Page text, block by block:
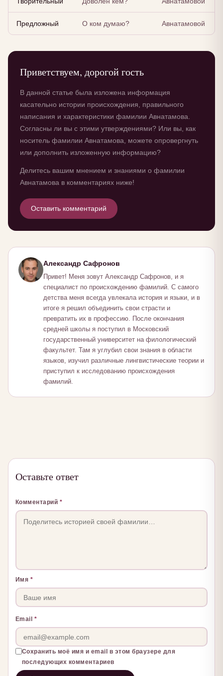
Предложный О ком думаю? Авнатамовой
Приветствуем, дорогой гость
В данной статье была изложена информация
касательно истории происхождения, правильного
написания и характеристики фамилии Авнатамова.
Согласны ли вы с этими утверждениями? Или вы, как
носитель фамилии Авнатамова, можете опровергнуть
или дополнить изложенную информацию?
Делитесь вашим мнением и знаниями о фамилии
Авнатамова в комментариях ниже!
Оставить комментарий
Александр Сафронов
Привет! Меня зовут Александр Сафронов, и я
специалист по происхождению фамилий. С самого
детства меня всегда увлекала история и языки, и в
итоге я решил объединить свои страсти и
превратить их в профессию. После окончания
средней школы я поступил в Московский
государственный университет на филологический
факультет. Там я углубил свои знания в области
языков, изучил различные лингвистические теории и
приступил к исследованию происхождения
фамилий.
Оставьте ответ
Комментарий *
Имя *
Email *
Сохранить моё имя и email в этом браузере для
последующих комментариев